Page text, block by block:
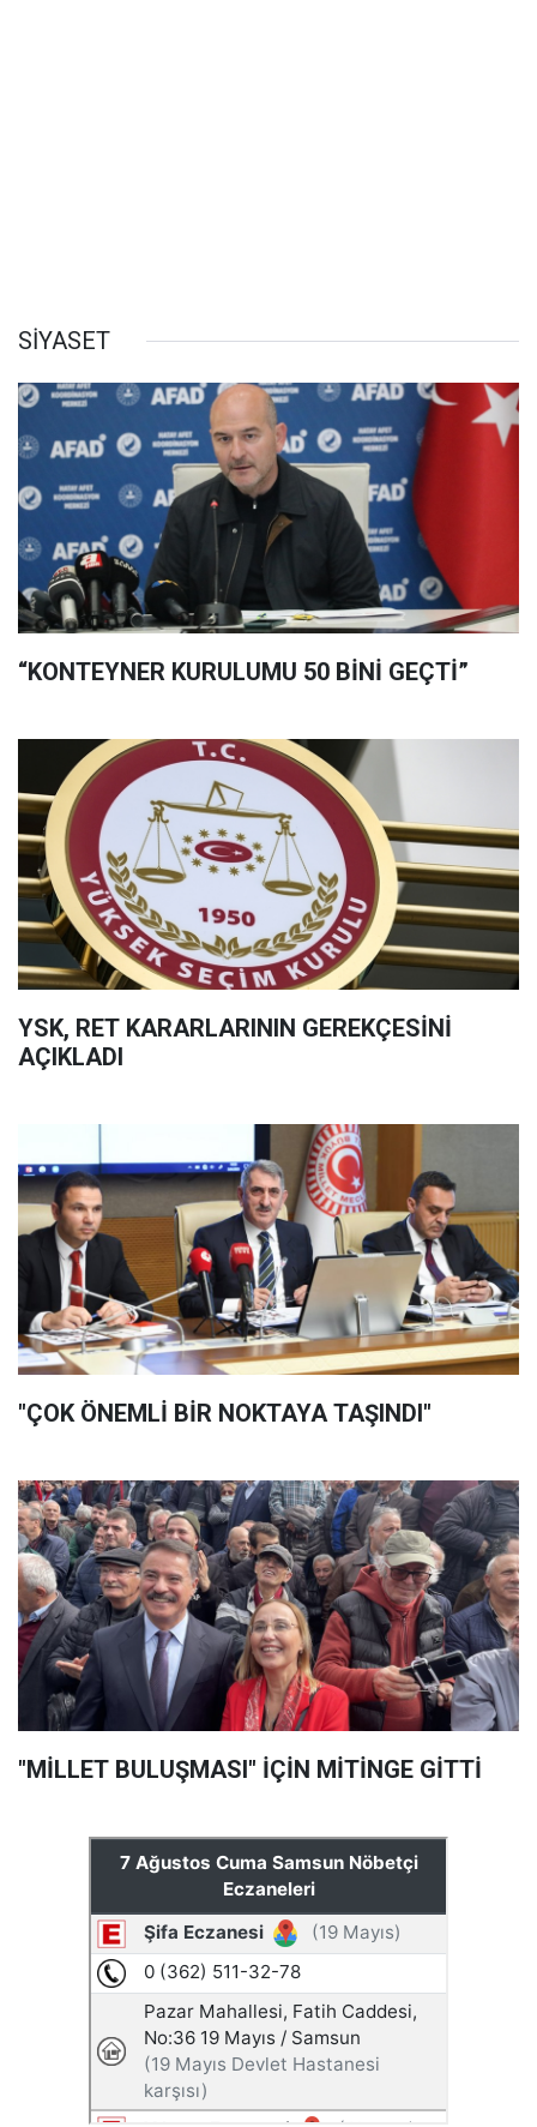
SİYASET
“KONTEYNER KURULUMU 50 BİNİ GEÇTİ”
YSK, RET KARARLARININ GEREKÇESİNİ
AÇIKLADI
"ÇOK ÖNEMLİ BİR NOKTAYA TAŞINDI"
"MİLLET BULUŞMASI" İÇİN MİTİNGE GİTTİ